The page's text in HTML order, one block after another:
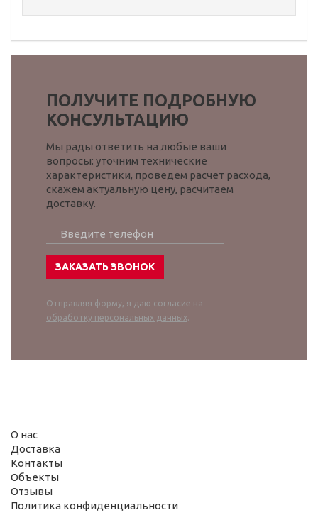
ПОЛУЧИТЕ ПОДРОБНУЮ
КОНСУЛЬТАЦИЮ
Мы рады ответить на любые ваши
вопросы: уточним технические
характеристики, проведем расчет расхода,
скажем актуальную цену, расчитаем
доставку.
Отправляя форму, я даю согласие на
обработку персональных данных.
О нас
Доставка
Контакты
Объекты
Отзывы
Политика конфиденциальности